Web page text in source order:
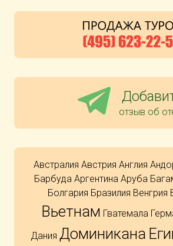
отзыв об
Австралия Австрия Англия
Барбуда Аргентина Аруба
Болгария Бразилия Венгрия
Вьетнам Гватемала
Дания Доминикана